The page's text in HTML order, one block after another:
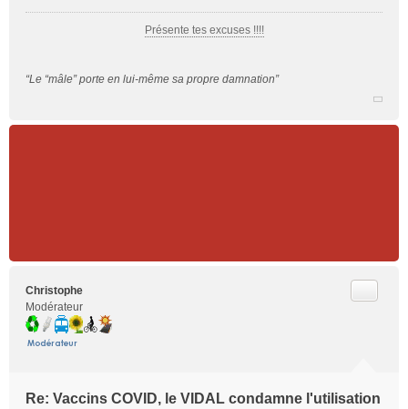
Présente tes excuses !!!!
“Le “mâle” porte en lui-même sa propre damnation”
Christophe
Modérateur
Re: Vaccins COVID, le VIDAL condamne l'utilisation